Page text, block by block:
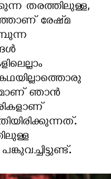
തരത്തിലുള്ള,
രേഷ്‍മ
ഞാന്‍